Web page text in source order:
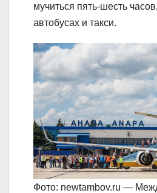
мучиться пять-шесть
автобусах и такси.
Фото: newtambov.ru —